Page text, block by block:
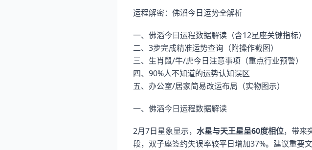
运程解密：佛滔今日运势全解析
一、佛滔今日运程数据解读（含12星座关键指标）
二、3步完成精准运势查询（附操作截图）
三、生肖鼠/牛/虎今日注意事项（重点行业预警）
四、90%人不知道的运势认知误区
五、办公室/居家简易改运布局（实物图示）
一、佛滔今日运程数据解读
2月7日星象显示， 水星与天王星呈60度相位，带来
段，双子座签约失误率较平日增加37%。建议重要